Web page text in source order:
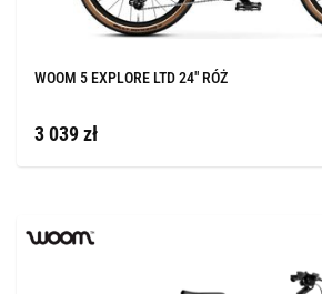
WOOM 5 EXPLORE LTD 24" RÓŻ
3 039 zł